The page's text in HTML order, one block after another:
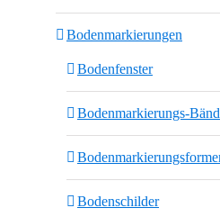
Bodenmarkierungen
Bodenfenster
Bodenmarkierungs-
Bodenschilder